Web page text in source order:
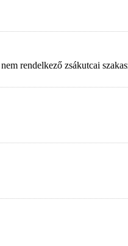
rendelkező zsákutcai